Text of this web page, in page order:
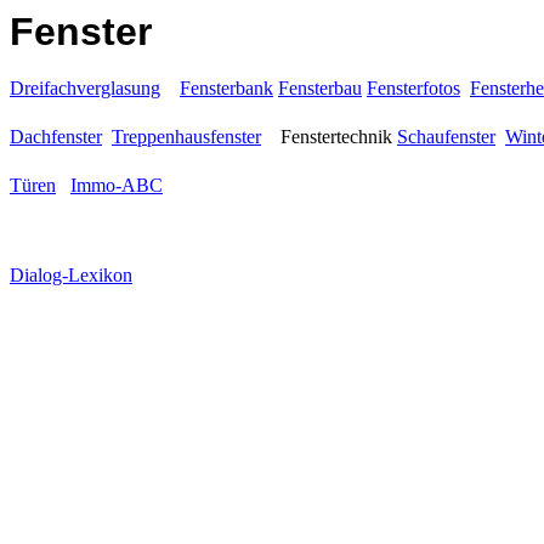
Fenster
Dreifachverglasung Fensterbank Fensterbau Fensterfotos
Dachfenster TreppenhausfensterFenstertechnik Schaufenster
Türen Immo-ABC
Dialog-Lexikon